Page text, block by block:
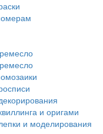
и оригами
и моделирования